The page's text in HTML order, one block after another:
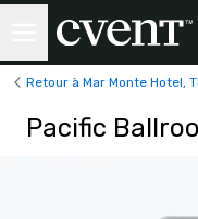
Retour à Mar Monte Hotel,
Pacific